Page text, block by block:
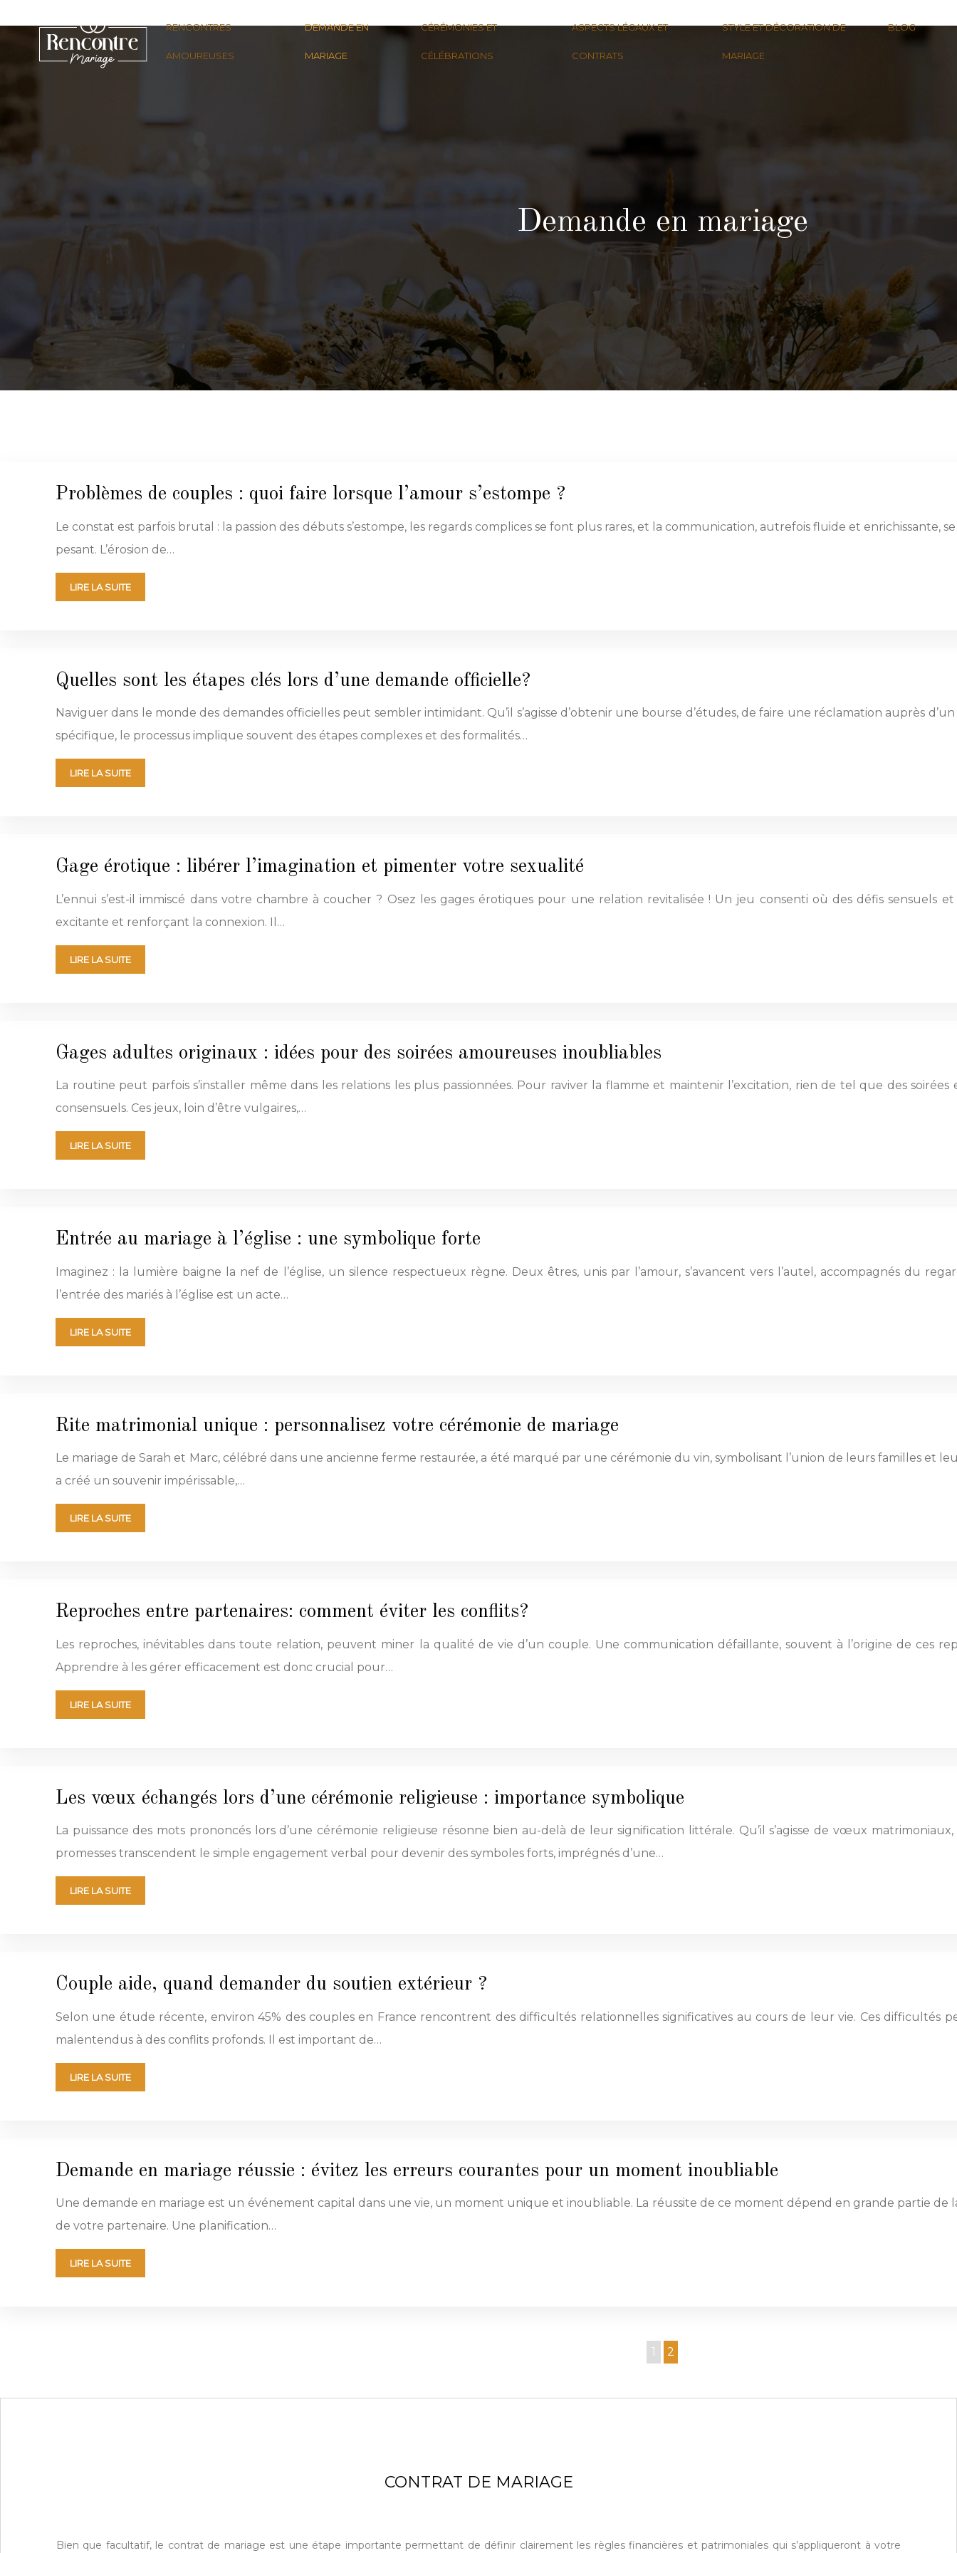
RENCONTRES
AMOUREUSES
DEMANDE EN
MARIAGE
CÉRÉMONIES ET
CÉLÉBRATIONS
ASPECTS LÉGAUX ET
CONTRATS
STYLE ET DÉCORATION DE
MARIAGE
BLOG
Demande en mariage
Problèmes de couples : quoi faire lorsque l’amour s’estompe ?
Le constat est parfois brutal : la passion des débuts s’estompe, les regards complices se font plus rares, et la communication, autrefois fluide et enrichissante,
pesant. L’érosion de…
LIRE LA SUITE
Quelles sont les étapes clés lors d’une demande officielle?
Naviguer dans le monde des demandes officielles peut sembler intimidant. Qu’il s’agisse d’obtenir une bourse d’études, de faire une réclamation auprès
spécifique, le processus implique souvent des étapes complexes et des formalités…
LIRE LA SUITE
Gage érotique : libérer l’imagination et pimenter votre sexualité
L’ennui s’est-il immiscé dans votre chambre à coucher ? Osez les gages érotiques pour une relation revitalisée ! Un jeu consenti où des défis sensuels
excitante et renforçant la connexion. Il…
LIRE LA SUITE
Gages adultes originaux : idées pour des soirées amoureuses inoubliables
La routine peut parfois s’installer même dans les relations les plus passionnées. Pour raviver la flamme et maintenir l’excitation, rien de tel que des
consensuels. Ces jeux, loin d’être vulgaires,…
LIRE LA SUITE
Entrée au mariage à l’église : une symbolique forte
Imaginez : la lumière baigne la nef de l’église, un silence respectueux règne. Deux êtres, unis par l’amour, s’avancent vers l’autel, accompagnés du
l’entrée des mariés à l’église est un acte…
LIRE LA SUITE
Rite matrimonial unique : personnalisez votre cérémonie de mariage
Le mariage de Sarah et Marc, célébré dans une ancienne ferme restaurée, a été marqué par une cérémonie du vin, symbolisant l’union de leurs familles et
a créé un souvenir impérissable,…
LIRE LA SUITE
Reproches entre partenaires: comment éviter les conflits?
Les reproches, inévitables dans toute relation, peuvent miner la qualité de vie d’un couple. Une communication défaillante, souvent à l’origine de ces
Apprendre à les gérer efficacement est donc crucial pour…
LIRE LA SUITE
Les vœux échangés lors d’une cérémonie religieuse : importance symbolique
La puissance des mots prononcés lors d’une cérémonie religieuse résonne bien au-delà de leur signification littérale. Qu’il s’agisse de vœux
promesses transcendent le simple engagement verbal pour devenir des symboles forts, imprégnés d’une…
LIRE LA SUITE
Couple aide, quand demander du soutien extérieur ?
Selon une étude récente, environ 45% des couples en France rencontrent des difficultés relationnelles significatives au cours de leur vie. Ces difficultés
malentendus à des conflits profonds. Il est important de…
LIRE LA SUITE
Demande en mariage réussie : évitez les erreurs courantes pour un moment inoubliable
Une demande en mariage est un événement capital dans une vie, un moment unique et inoubliable. La réussite de ce moment dépend en grande partie de
de votre partenaire. Une planification…
LIRE LA SUITE
1 2
CONTRAT DE MARIAGE
Bien que facultatif, le contrat de mariage est une étape importante permettant de définir clairement les règles financières et patrimoniales qui s’appliqueront à votre